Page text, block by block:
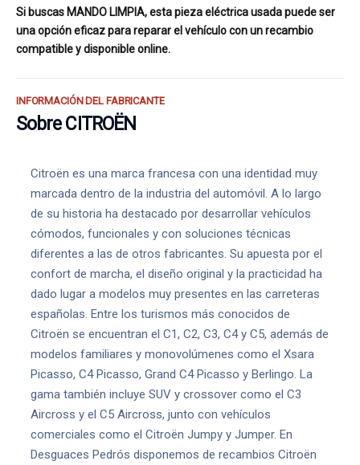
Si buscas MANDO LIMPIA, esta pieza eléctrica usada puede ser
una opción eficaz para reparar el vehículo con un recambio
compatible y disponible online.
INFORMACIÓN DEL FABRICANTE
Sobre CITROËN
Citroën es una marca francesa con una identidad muy
marcada dentro de la industria del automóvil. A lo largo
de su historia ha destacado por desarrollar vehículos
cómodos, funcionales y con soluciones técnicas
diferentes a las de otros fabricantes. Su apuesta por el
confort de marcha, el diseño original y la practicidad ha
dado lugar a modelos muy presentes en las carreteras
españolas. Entre los turismos más conocidos de
Citroën se encuentran el C1, C2, C3, C4 y C5, además de
modelos familiares y monovolúmenes como el Xsara
Picasso, C4 Picasso, Grand C4 Picasso y Berlingo. La
gama también incluye SUV y crossover como el C3
Aircross y el C5 Aircross, junto con vehículos
comerciales como el Citroën Jumpy y Jumper. En
Desguaces Pedrós disponemos de recambios Citroën